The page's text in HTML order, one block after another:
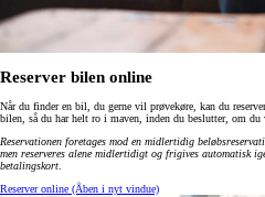
Reserver bilen online
Når du finder en bil, du gerne vil prøvekøre, kan du
bilen, så du har helt ro i maven, inden du beslutter, om du
Reservationen foretages mod en midlertidig
men reserveres alene midlertidigt og frigives automatisk
betalingskort.
Reserver online (Åben i nyt vindue)